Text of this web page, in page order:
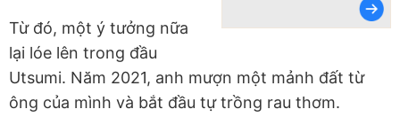
Từ đó, một ý tưởng nữa
lại lóe lên trong đầu
Utsumi. Năm 2021, anh mượn một mảnh đất từ
ông của mình và bắt đầu tự trồng rau thơm.